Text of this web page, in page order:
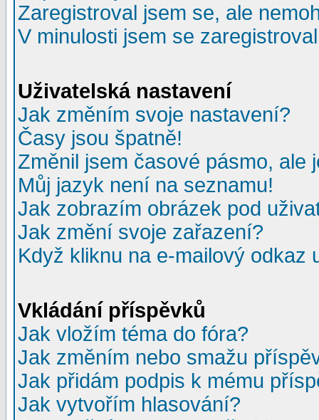
Zaregistroval jsem se, ale
V minulosti jsem se
Uživatelská nastavení
Jak změním svoje nastavení?
Časy jsou špatně!
Změnil jsem časové pásmo, ale
Můj jazyk není na seznamu!
Jak zobrazím obrázek pod
Jak změní svoje zařazení?
Když kliknu na e-mailový odkaz
Vkládání příspěvků
Jak vložím téma do fóra?
Jak změním nebo smažu
Jak přidám podpis k mému
Jak vytvořím hlasování?